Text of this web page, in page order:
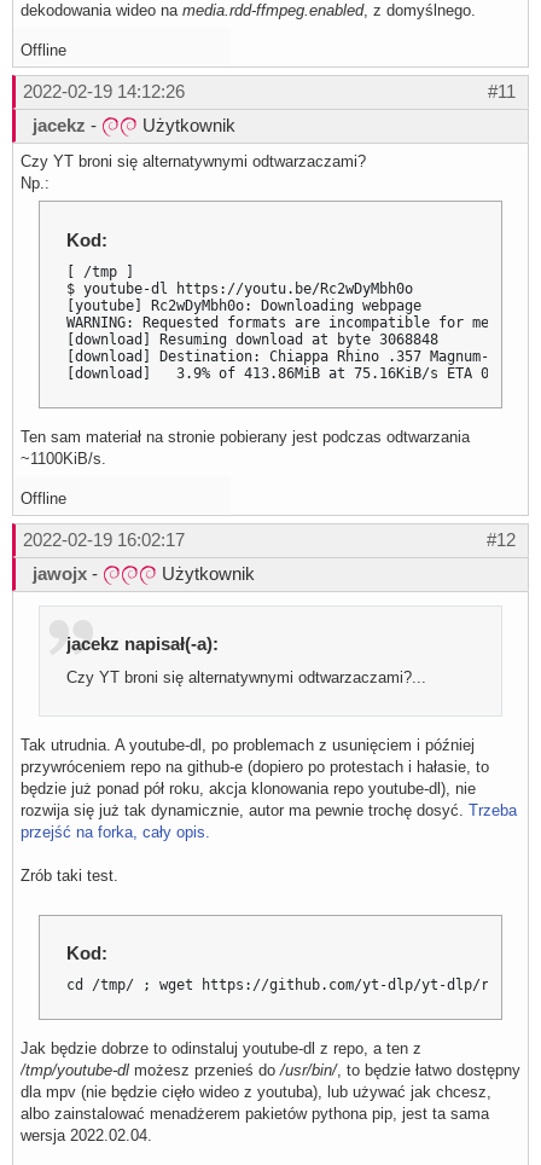
dekodowania wideo na media.rdd-ffmpeg.enabled, z domyślnego.
Offline
#11
2022-02-19 14:12:26
jacekz - Użytkownik
Czy YT broni się alternatywnymi odtwarzaczami?
Np.:
Kod:
[ /tmp ]
$ youtube-dl https://youtu.be/Rc2wDyMbh0o
[youtube] Rc2wDyMbh0o: Downloading webpage
WARNING: Requested formats are incompatible for merge
[download] Resuming download at byte 3068848
[download] Destination: Chiappa Rhino .357 Magnum-
[download]   3.9% of 413.86MiB at 75.16KiB/s ETA
Ten sam materiał na stronie pobierany jest podczas odtwarzania
~1100KiB/s.
Offline
#12
2022-02-19 16:02:17
jawojx - Użytkownik
jacekz napisał(-a):
Czy YT broni się alternatywnymi odtwarzaczami?...
Tak utrudnia. A youtube-dl, po problemach z usunięciem i później
przywróceniem repo na github-e (dopiero po protestach i hałasie, to
będzie już ponad pół roku, akcja klonowania repo youtube-dl), nie
rozwija się już tak dynamicznie, autor ma pewnie trochę dosyć. Trzeba
przejść na forka, cały opis.
Zrób taki test.
Kod:
cd /tmp/ ; wget https://github.com/yt-dlp/yt-dlp/
Jak będzie dobrze to odinstaluj youtube-dl z repo, a ten z
/tmp/youtube-dl możesz przenieś do /usr/bin/, to będzie łatwo dostępny
dla mpv (nie będzie cięło wideo z youtuba), lub używać jak chcesz,
albo zainstalować menadżerem pakietów pythona pip, jest ta sama
wersja 2022.02.04.